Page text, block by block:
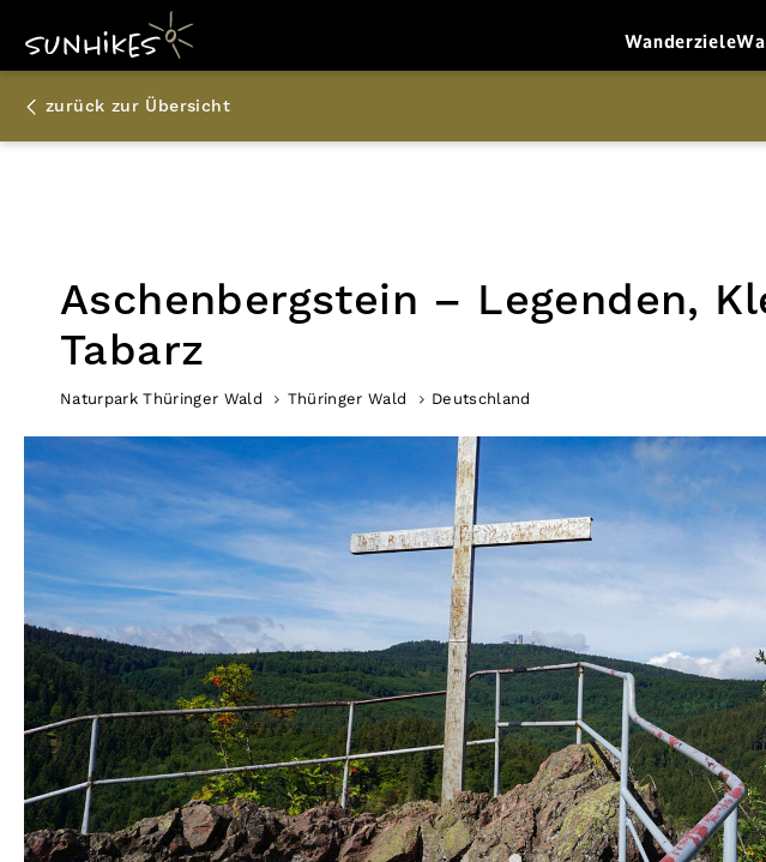
Wanderziele
zurück zur Übersicht
Aschenbergstein – Legenden,
Tabarz
Naturpark Thüringer Wald Thüringer Wald Deutschland